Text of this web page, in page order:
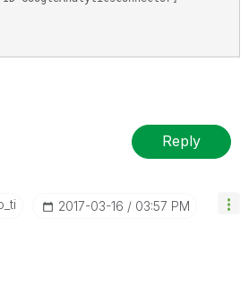
Reply
‎2017-03-16 03:57 PM